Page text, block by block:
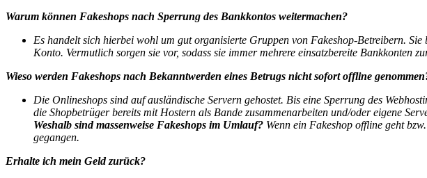
Warum können Fakeshops nach Sperrung des Bankkontos weitermachen?
Es handelt sich hierbei wohl um gut organisierte Gruppen von Fakeshop-Betreibern.
Konto. Vermutlich sorgen sie vor, sodass sie immer mehrere einsatzbereite Bankkonten
Wieso werden Fakeshops nach Bekanntwerden eines Betrugs nicht sofort offline
Die Onlineshops sind auf ausländische Servern gehostet. Bis eine Sperrung des
die Shopbetrüger bereits mit Hostern als Bande zusammenarbeiten und/oder eigene
Weshalb sind massenweise Fakeshops im Umlauf? Wenn ein Fakeshop offline geht
gegangen.
Erhalte ich mein Geld zurück?